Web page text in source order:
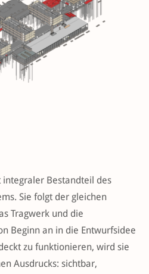
integraler Bestandteil des
Sie folgt der gleichen
Tragwerk und die
Beginn an in die Entwurfsidee
zu funktionieren, wird sie
Ausdrucks: sichtbar,